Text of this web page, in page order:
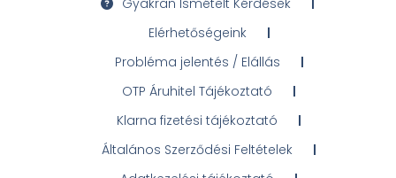
Elérhetőségeink
Probléma jelentés / Elállás
OTP Áruhitel Tájékoztató
Klarna fizetési tájékoztató
Általános Szerződési Feltételek